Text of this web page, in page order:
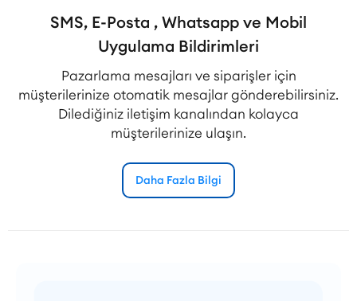
SMS, E-Posta , Whatsapp ve Mobil
Uygulama Bildirimleri
Pazarlama mesajları ve siparişler için
müşterilerinize otomatik mesajlar gönderebilirsiniz.
Dilediğiniz iletişim kanalından kolayca
müşterilerinize ulaşın.
Daha Fazla Bilgi